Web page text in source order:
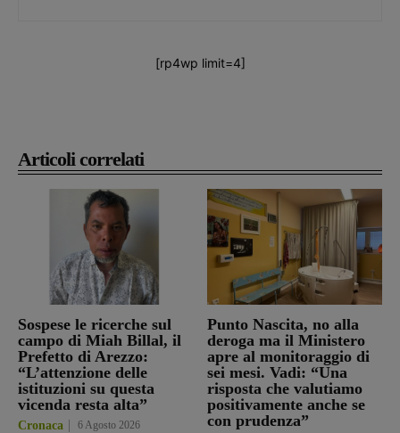
Articoli correlati
Sospese le ricerche sul
campo di Miah Billal, il
Prefetto di Arezzo:
“L’attenzione delle
istituzioni su questa
vicenda resta alta”
Cronaca 6 Agosto 2026
Punto Nascita, no alla
deroga ma il Ministero
apre al monitoraggio di
sei mesi. Vadi: “Una
risposta che valutiamo
positivamente anche se
con prudenza”
[rp4wp limit=4]